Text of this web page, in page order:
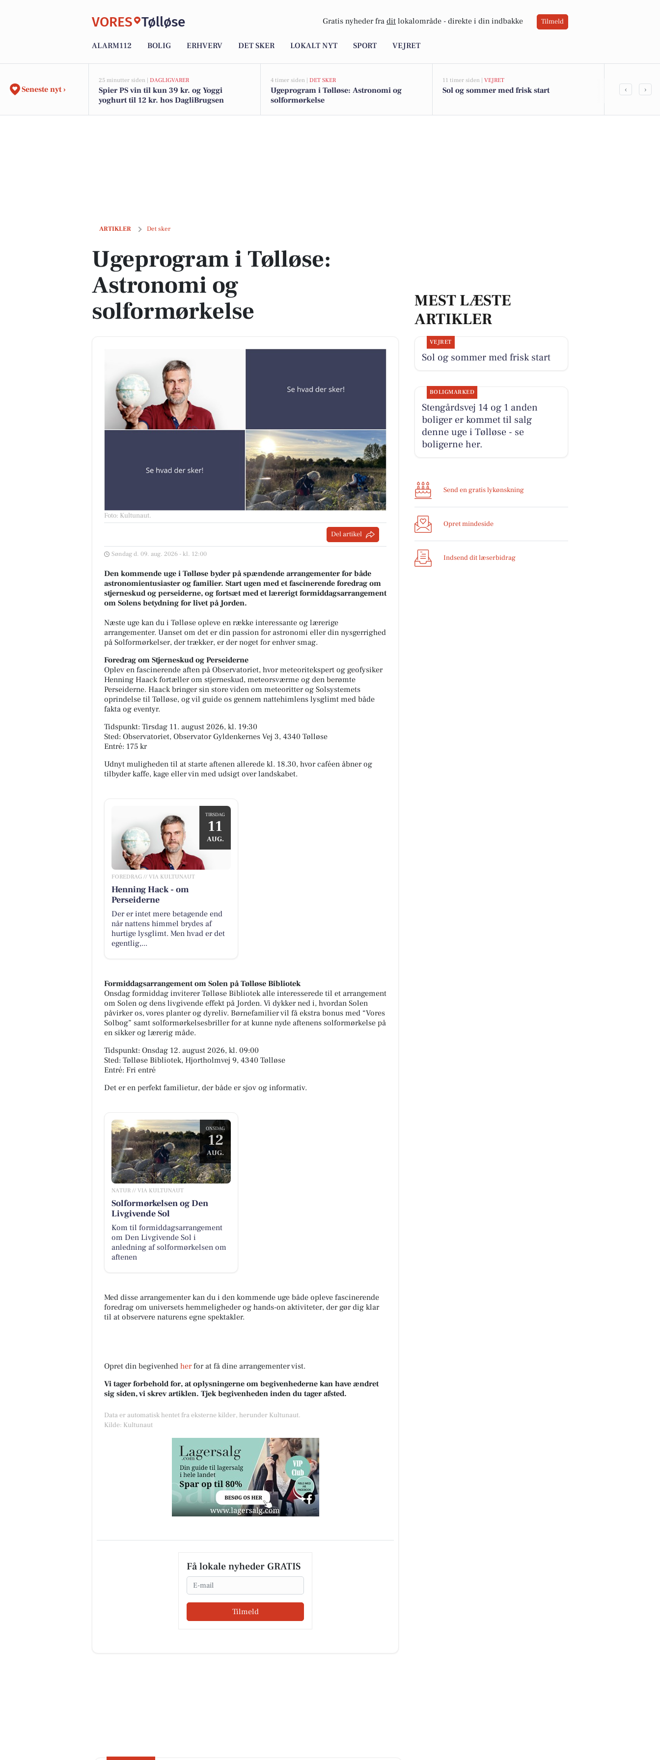
VORES Tølløse Gratis nyheder fra dit lokalområde - direkte i din indbakke Tilmeld
ALARM112 BOLIG ERHVERV DET SKER LOKALT NYT SPORT VEJRET
Seneste nyt ›
25 minutter siden | DAGLIGVARER
Spier PS vin til kun 39 kr. og Yoggi
yoghurt til 12 kr. hos DagliBrugsen
4 timer siden | DET SKER
Ugeprogram i Tølløse: Astronomi og
solformørkelse
11 timer siden | VEJRET
Sol og sommer med frisk start ‹ ›
ARTIKLER Det sker
Ugeprogram i Tølløse: Astronomi og solformørkelse
Ugeprogram i Tølløse:
Astronomi og
solformørkelse
Foto: Kultunaut.
Del artikel
Søndag d. 09. aug. 2026 - kl. 12:00
Den kommende uge i Tølløse byder på spændende arrangementer for både
astronomientusiaster og familier. Start ugen med et fascinerende foredrag om
stjerneskud og perseiderne, og fortsæt med et lærerigt formiddagsarrangement
om Solens betydning for livet på Jorden.
Næste uge kan du i Tølløse opleve en række interessante og lærerige
arrangementer. Uanset om det er din passion for astronomi eller din nysgerrighed
på Solformørkelser, der trækker, er der noget for enhver smag.
Foredrag om Stjerneskud og Perseiderne
Oplev en fascinerende aften på Observatoriet, hvor meteoritekspert og geofysiker
Henning Haack fortæller om stjerneskud, meteorsværme og den berømte
Perseiderne. Haack bringer sin store viden om meteoritter og Solsystemets
oprindelse til Tølløse, og vil guide os gennem nattehimlens lysglimt med både
fakta og eventyr.
Tidspunkt: Tirsdag 11. august 2026, kl. 19:30
Sted: Observatoriet, Observator Gyldenkernes Vej 3, 4340 Tølløse
Entré: 175 kr
Udnyt muligheden til at starte aftenen allerede kl. 18.30, hvor caféen åbner og
tilbyder kaffe, kage eller vin med udsigt over landskabet.
TIRSDAG
11
AUG.
FOREDRAG // VIA KULTUNAUT
Henning Hack - om
Perseiderne
Der er intet mere betagende end
når nattens himmel brydes af
hurtige lysglimt. Men hvad er det
egentlig,...
Formiddagsarrangement om Solen på Tølløse Bibliotek
Onsdag formiddag inviterer Tølløse Bibliotek alle interesserede til et arrangement
om Solen og dens livgivende effekt på Jorden. Vi dykker ned i, hvordan Solen
påvirker os, vores planter og dyreliv. Børnefamilier vil få ekstra bonus med “Vores
Solbog” samt solformørkelsesbriller for at kunne nyde aftenens solformørkelse på
en sikker og lærerig måde.
Tidspunkt: Onsdag 12. august 2026, kl. 09:00
Sted: Tølløse Bibliotek, Hjortholmvej 9, 4340 Tølløse
Entré: Fri entré
Det er en perfekt familietur, der både er sjov og informativ.
ONSDAG
12
AUG.
NATUR // VIA KULTUNAUT
Solformørkelsen og Den
Livgivende Sol
Kom til formiddagsarrangement
om Den Livgivende Sol i
anledning af solformørkelsen om
aftenen
Med disse arrangementer kan du i den kommende uge både opleve fascinerende
foredrag om universets hemmeligheder og hands-on aktiviteter, der gør dig klar
til at observere naturens egne spektakler.
Opret din begivenhed herfor at få dine arrangementer vist.
Vi tager forbehold for, at oplysningerne om begivenhederne kan have ændret
sig siden, vi skrev artiklen. Tjek begivenheden inden du tager afsted.
Data er automatisk hentet fra eksterne kilder, herunder Kultunaut.
Kilde: Kultunaut
Få lokale nyheder GRATIS
Email
Tilmeld
MEST LÆSTE
ARTIKLER
VEJRET
Sol og sommer med frisk start
BOLIGMARKED
Stengårdsvej 14 og 1 anden
boliger er kommet til salg
denne uge i Tølløse - se
boligerne her.
Send en gratis lykønskning
Opret mindeside
Indsend dit læserbidrag